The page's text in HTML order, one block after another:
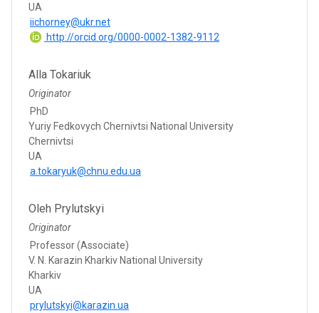
UA
iichorney@ukr.net
http://orcid.org/0000-0002-1382-9112
Alla Tokariuk
Originator
PhD
Yuriy Fedkovych Chernivtsi National University
Chernivtsi
UA
a.tokaryuk@chnu.edu.ua
Oleh Prylutskyi
Originator
Professor (Associate)
V. N. Karazin Kharkiv National University
Kharkiv
UA
prylutskyi@karazin.ua